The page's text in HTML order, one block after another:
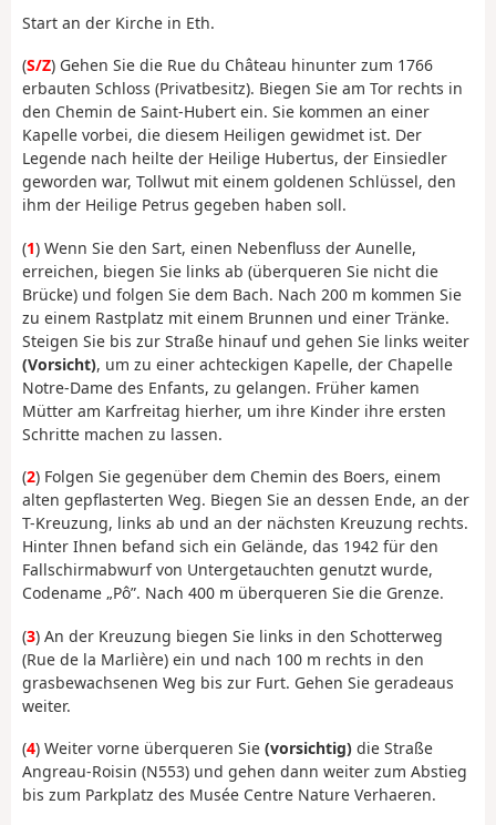
Start an der Kirche in Eth.
(S/Z) Gehen Sie die Rue du Château hinunter zum 1766
erbauten Schloss (Privatbesitz). Biegen Sie am Tor rechts in
den Chemin de Saint-Hubert ein. Sie kommen an einer
Kapelle vorbei, die diesem Heiligen gewidmet ist. Der
Legende nach heilte der Heilige Hubertus, der Einsiedler
geworden war, Tollwut mit einem goldenen Schlüssel, den
ihm der Heilige Petrus gegeben haben soll.
(1) Wenn Sie den Sart, einen Nebenfluss der Aunelle,
erreichen, biegen Sie links ab (überqueren Sie nicht die
Brücke) und folgen Sie dem Bach. Nach 200 m kommen Sie
zu einem Rastplatz mit einem Brunnen und einer Tränke.
Steigen Sie bis zur Straße hinauf und gehen Sie links weiter
(Vorsicht), um zu einer achteckigen Kapelle, der Chapelle
Notre-Dame des Enfants, zu gelangen. Früher kamen
Mütter am Karfreitag hierher, um ihre Kinder ihre ersten
Schritte machen zu lassen.
(2) Folgen Sie gegenüber dem Chemin des Boers, einem
alten gepflasterten Weg. Biegen Sie an dessen Ende, an der
T-Kreuzung, links ab und an der nächsten Kreuzung rechts.
Hinter Ihnen befand sich ein Gelände, das 1942 für den
Fallschirmabwurf von Untergetauchten genutzt wurde,
Codename „Pô”. Nach 400 m überqueren Sie die Grenze.
(3) An der Kreuzung biegen Sie links in den Schotterweg
(Rue de la Marlière) ein und nach 100 m rechts in den
grasbewachsenen Weg bis zur Furt. Gehen Sie geradeaus
weiter.
(4) Weiter vorne überqueren Sie (vorsichtig) die Straße
Angreau-Roisin (N553) und gehen dann weiter zum Abstieg
bis zum Parkplatz des Musée Centre Nature Verhaeren.